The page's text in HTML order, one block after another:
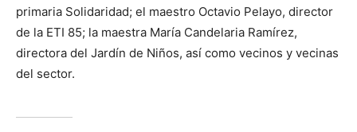
primaria Solidaridad; el maestro Octavio Pelayo, director
de la ETI 85; la maestra María Candelaria Ramírez,
directora del Jardín de Niños, así como vecinos y vecinas
del sector.